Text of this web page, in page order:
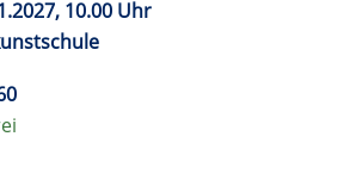
10.00 Uhr